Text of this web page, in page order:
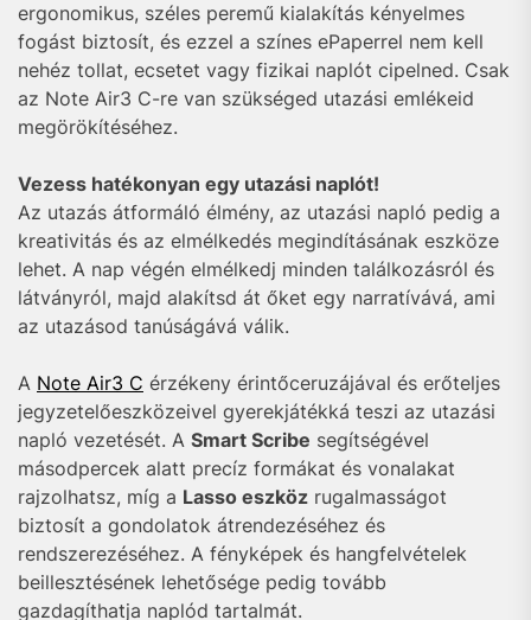
ergonomikus, széles peremű kialakítás kényelmes
fogást biztosít, és ezzel a színes ePaperrel nem kell
nehéz tollat, ecsetet vagy fizikai naplót cipelned. Csak
az Note Air3 C-re van szükséged utazási emlékeid
megörökítéséhez.
Vezess hatékonyan egy utazási naplót!
Az utazás átformáló élmény, az utazási napló pedig a
kreativitás és az elmélkedés megindításának eszköze
lehet. A nap végén elmélkedj minden találkozásról és
látványról, majd alakítsd át őket egy narratívává, ami
az utazásod tanúságává válik.
A Note Air3 C érzékeny érintőceruzájával és erőteljes
jegyzetelőeszközeivel gyerekjátékká teszi az utazási
napló vezetését. A Smart Scribe segítségével
másodpercek alatt precíz formákat és vonalakat
rajzolhatsz, míg a Lasso eszköz rugalmasságot
biztosít a gondolatok átrendezéséhez és
rendszerezéséhez. A fényképek és hangfelvételek
beillesztésének lehetősége pedig tovább
gazdagíthatja naplód tartalmát.